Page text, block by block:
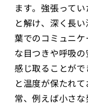
ます。強張って
と解け、深く長
葉でのコミュニ
な目つきや呼吸
感じ取ることが
と温度が保たれ
常、例えば小さ